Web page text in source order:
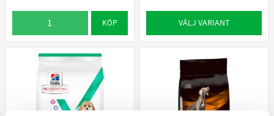
KÖP VÄLJ VARIANT